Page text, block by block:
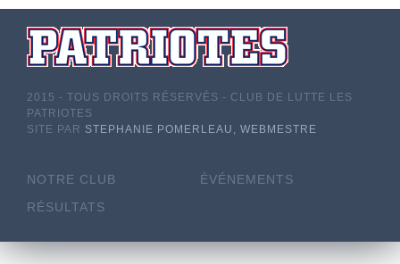
2015 - TOUS DROITS RÉSERVÉS - CLUB DE LUTTE LES
PATRIOTES
SITE PAR STEPHANIE POMERLEAU, WEBMESTRE
NOTRE CLUB
ÉVÉNEMENTS
RÉSULTATS